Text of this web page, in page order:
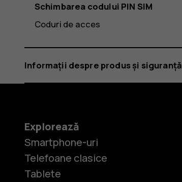
Schimbarea codului PIN SIM
Coduri de acces
Informații despre produs și siguranță
Explorează
Smartphone-uri
Telefoane clasice
Tablete